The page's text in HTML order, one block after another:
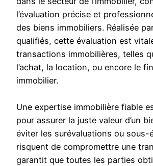
l’évaluation précise et
des biens immobiliers. Réalisée
qualifiés, cette évaluation est
transactions immobilières, telles
l’achat, la location, ou encore le
immobilier.
Une expertise immobilière fiable
pour assurer la juste valeur d’un
éviter les surévaluations ou sous-
risquent de compromettre une
garantit que toutes les parties